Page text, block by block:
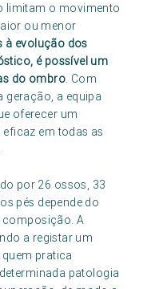
limitam o movimento
ou menor
à evolução dos
é possível um
do ombro. Com
geração, a equipa
oferecer um
em todas as
por 26 ossos, 33
pés depende do
composição. A
a registar um
pratica
patologia